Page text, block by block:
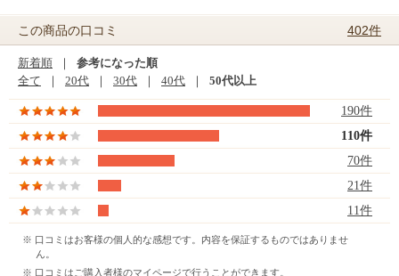
この商品の口コミ 402件
新着順 ｜ 参考になった順
全て ｜ 20代 ｜ 30代 ｜ 40代 ｜ 50代以上
190件
110件
70件
21件
11件
※ 口コミはお客様の個人的な感想です。内容を保証するものではありませ
ん。
※ 口コミはご購入者様のマイページで行うことができます。